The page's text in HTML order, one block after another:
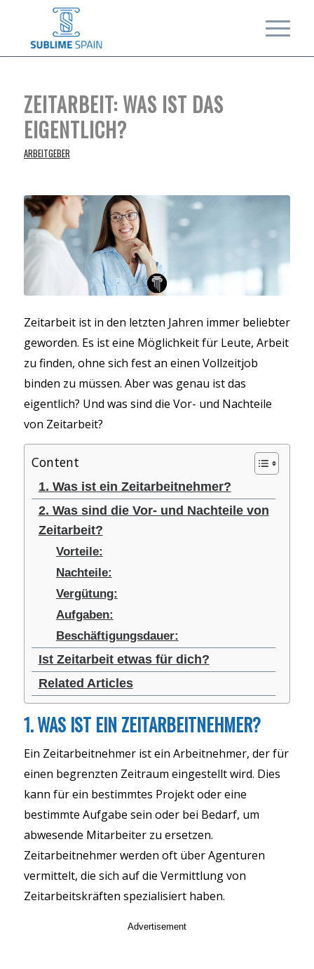
ZEITARBEIT: WAS IST DAS
EIGENTLICH?
ARBEITGEBER
Zeitarbeit ist in den letzten Jahren immer beliebter
geworden. Es ist eine Möglichkeit für Leute, Arbeit
zu finden, ohne sich fest an einen Vollzeitjob
binden zu müssen. Aber was genau ist das
eigentlich? Und was sind die Vor- und Nachteile
von Zeitarbeit?
Content
1. Was ist ein Zeitarbeitnehmer?
2. Was sind die Vor- und Nachteile von
Zeitarbeit?
Vorteile:
Nachteile:
Vergütung:
Aufgaben:
Beschäftigungsdauer:
Ist Zeitarbeit etwas für dich?
Related Articles
1. WAS IST EIN ZEITARBEITNEHMER?
Ein Zeitarbeitnehmer ist ein Arbeitnehmer, der für
einen begrenzten Zeitraum eingestellt wird. Dies
kann für ein bestimmtes Projekt oder eine
bestimmte Aufgabe sein oder bei Bedarf, um
abwesende Mitarbeiter zu ersetzen.
Zeitarbeitnehmer werden oft über Agenturen
vermittelt, die sich auf die Vermittlung von
Zeitarbeitskräften spezialisiert haben.
Advertisement